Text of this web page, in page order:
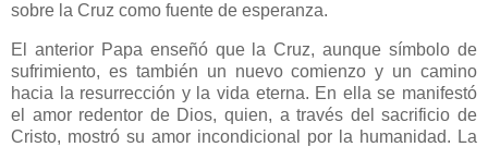
sobre la Cruz como fuente de esperanza.
El anterior Papa enseñó que la Cruz, aunque símbolo de
sufrimiento, es también un nuevo comienzo y un camino
hacia la resurrección y la vida eterna. En ella se manifestó
el amor redentor de Dios, quien, a través del sacrificio de
Cristo, mostró su amor incondicional por la humanidad. La